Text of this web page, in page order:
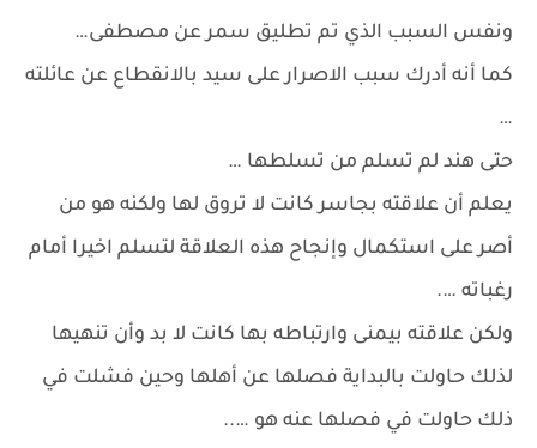
ونفس السبب الذي تم تطليق سمر عن مصطفى…
كما أنه أدرك سبب الاصرار على سيد بالانقطاع عن عائلته
…
حتى هند لم تسلم من تسلطها …
يعلم أن علاقته بجاسر كانت لا تروق لها ولكنه هو من
أصر على استكمال وإنجاح هذه العلاقة لتسلم اخيرا أمام
رغباته ….
ولكن علاقته بيمنى وارتباطه بها كانت لا بد وأن تنهيها
لذلك حاولت بالبداية فصلها عن أهلها وحين فشلت في
ذلك حاولت في فصلها عنه هو …..